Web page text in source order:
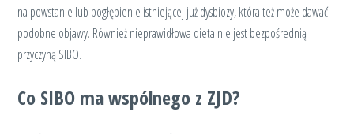
na powstanie lub pogłębienie istniejącej już dysbiozy, która też może dawać
podobne objawy. Również nieprawidłowa dieta nie jest bezpośrednią
przyczyną SIBO.
Co SIBO ma wspólnego z ZJD?